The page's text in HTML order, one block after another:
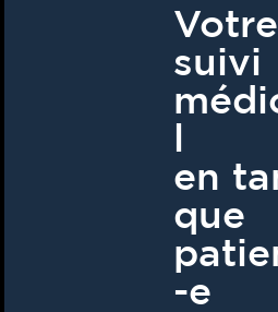
Votre
suivi
l
en
que
-e